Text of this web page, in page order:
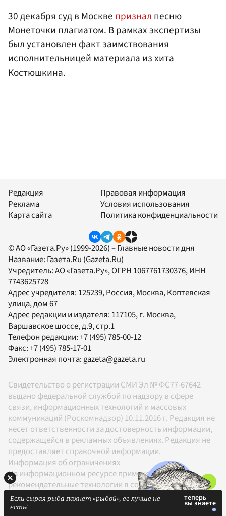
30 декабря суд в Москвепризналпесню
Монеточки плагиатом. В рамках экспертизы
был установлен факт заимствования
исполнительницей материала из хита
Костюшкина.
Редакция
Реклама
Карта сайта
Правовая информация
Условия использования
Политика конфиденциальности
© АО «Газета.Ру» (1999-2026) – Главные новости дня
Название: Газета.Ru (Gazeta.Ru)
Учредитель:АО «Газета.Ру», ОГРН 1067761730376, ИНН
7743625728
Адрес учредителя: 125239, Россия, Москва, Коптевская
улица, дом 67
Адрес редакции и издателя: 117105, г. Москва,
Варшавское шоссе, д.9, стр.1
Телефон редакции:+7 (495) 785-00-12
Факс:+7 (495) 785-17-01
Электронная почта:gazeta@gazeta.ru
Свидетельство о регистрации СМИ Эл № ФС77-67642
выдано федеральной службой по надзору в сфере
связи, информационных технологий и массовых
коммуникаций (Роскомнадзор) 10.11.2016 г. Редакция не
несет ответственности за достоверность информации,
содержащейся в рекламных объявлениях. Редакция не
предоставляет справочной информации.
Информация об ограничениях
На информационном ресурсе применяются
рекомендательные технологии в соответствии с
Правилами
Если сырая рыба пахнет «рыбой», ее лучше не
есть!